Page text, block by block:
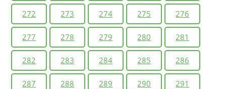
272 273 274 275 276
277 278 279 280 281
282 283 284 285 286
287 288 289 290 291